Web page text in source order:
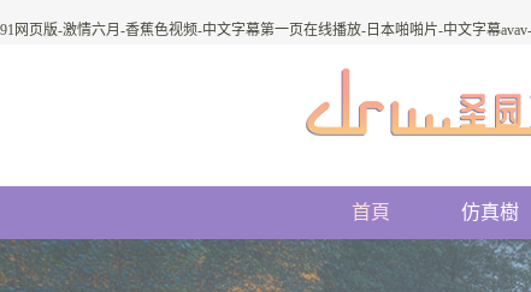
91网页版-激情六月-香蕉色视频-中文字幕第一页在线播放-日本啪啪片-中文字幕
首頁 仿真樹